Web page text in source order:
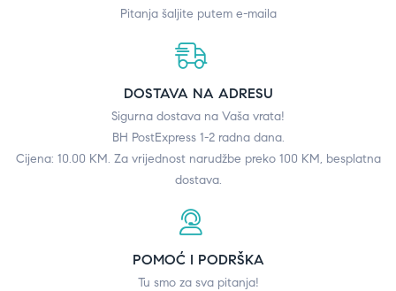
Pitanja šaljite putem e-maila
DOSTAVA NA ADRESU
Sigurna dostava na Vaša vrata!
BH PostExpress 1-2 radna dana.
Cijena: 10.00 KM. Za vrijednost narudžbe preko 100 KM, besplatna
dostava.
POMOĆ I PODRŠKA
Tu smo za sva pitanja!